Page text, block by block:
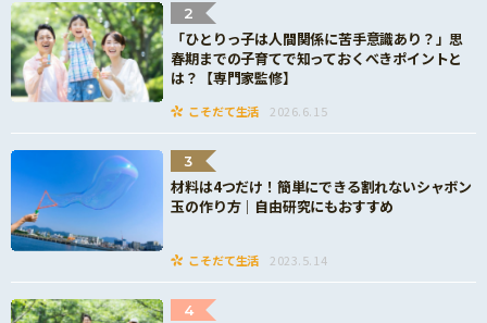
2
「ひとりっ子は人間関係に苦手意識あり？」思
春期までの子育てで知っておくべきポイントと
は？【専門家監修】
こそだて生活 2026.6.15
3
材料は4つだけ！簡単にできる割れないシャボン
玉の作り方｜自由研究にもおすすめ
こそだて生活 2023.5.14
4